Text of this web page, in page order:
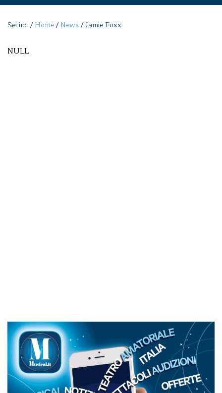
Sei in: /Home/News /Jamie Foxx
NULL